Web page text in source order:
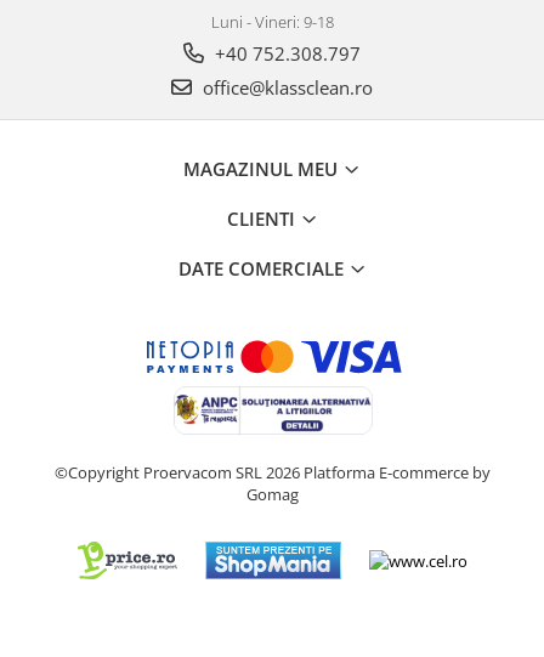
Luni - Vineri: 9-18
+40 752.308.797
office@klassclean.ro
MAGAZINUL MEU
CLIENTI
DATE COMERCIALE
©Copyright Proervacom SRL 2026 Platforma E-commerce by
Gomag